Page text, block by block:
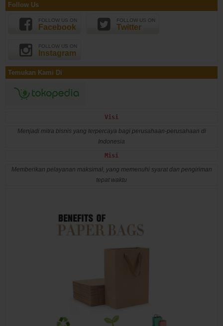
Follow Us
FOLLOW US ON
Facebook
FOLLOW US ON
Twitter
FOLLOW US ON
Instagram
Temukan Kami Di
Visi
Menjadi mitra bisnis yang terpercaya bagi perusahaan-perusahaan di
Indonesia
Misi
Memberikan pelayanan maksimal, yang memenuhi syarat dan pengiriman
tepat waktu